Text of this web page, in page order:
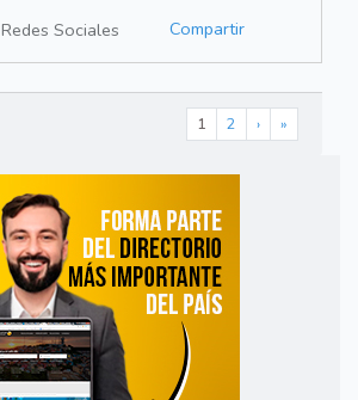
Redes Sociales Compartir
1 2 › »